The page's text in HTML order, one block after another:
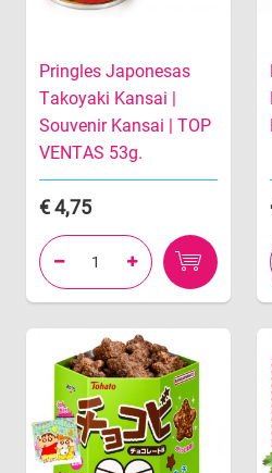
Pringles Japonesas
Takoyaki Kansai |
Souvenir Kansai | TOP
VENTAS 53g.
4,75
 